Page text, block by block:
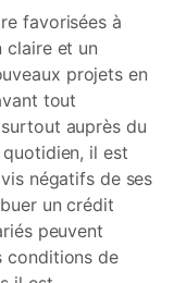
favorisées à
claire et un
projets en
tout
auprès du
il est
négatifs de ses
un crédit
peuvent
conditions de